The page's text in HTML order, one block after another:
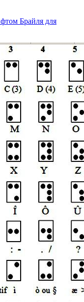
Брайля для